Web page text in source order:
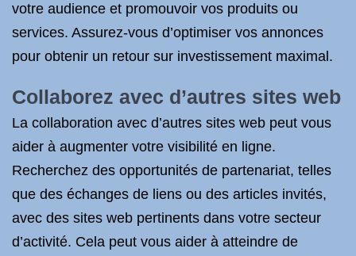
votre audience et promouvoir vos produits ou
services. Assurez-vous d’optimiser vos annonces
pour obtenir un retour sur investissement maximal.
Collaborez avec d’autres sites web
La collaboration avec d’autres sites web peut vous
aider à augmenter votre visibilité en ligne.
Recherchez des opportunités de partenariat, telles
que des échanges de liens ou des articles invités,
avec des sites web pertinents dans votre secteur
d’activité. Cela peut vous aider à atteindre de